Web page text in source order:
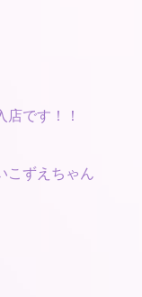
です！！
こずえちゃん